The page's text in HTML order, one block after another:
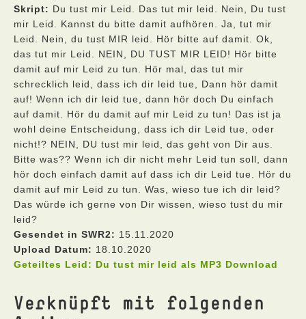
Skript: Du tust mir Leid. Das tut mir leid. Nein, Du tust
mir Leid. Kannst du bitte damit aufhören. Ja, tut mir
Leid. Nein, du tust MIR leid. Hör bitte auf damit. Ok,
das tut mir Leid. NEIN, DU TUST MIR LEID! Hör bitte
damit auf mir Leid zu tun. Hör mal, das tut mir
schrecklich leid, dass ich dir leid tue, Dann hör damit
auf! Wenn ich dir leid tue, dann hör doch Du einfach
auf damit. Hör du damit auf mir Leid zu tun! Das ist ja
wohl deine Entscheidung, dass ich dir Leid tue, oder
nicht!? NEIN, DU tust mir leid, das geht von Dir aus.
Bitte was?? Wenn ich dir nicht mehr Leid tun soll, dann
hör doch einfach damit auf dass ich dir Leid tue. Hör du
damit auf mir Leid zu tun. Was, wieso tue ich dir leid?
Das würde ich gerne von Dir wissen, wieso tust du mir
leid?
Gesendet in SWR2: 15.11.2020
Upload Datum: 18.10.2020
Geteiltes Leid: Du tust mir leid als MP3 Download
Verknüpft mit folgenden